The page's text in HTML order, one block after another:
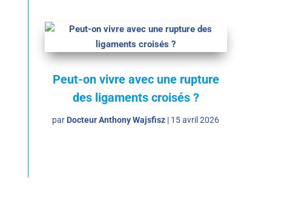
Peut-on vivre avec une rupture
des ligaments croisés ?
par Docteur Anthony Wajsfisz | 15 avril 2026